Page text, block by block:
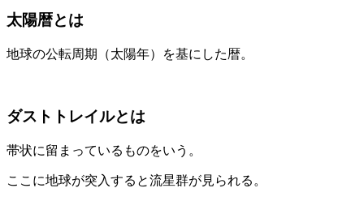
太陽暦とは
地球の公転周期（太陽年）を基にした暦。
ダストトレイルとは
帯状に留まっているものをいう。
ここに地球が突入すると流星群が見られる。